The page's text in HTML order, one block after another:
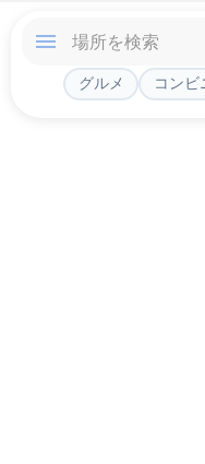
グルメ コンビ